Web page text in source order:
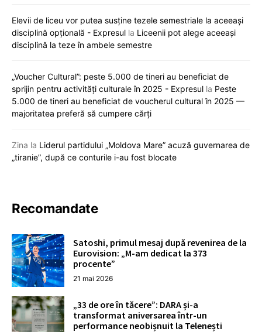
Elevii de liceu vor putea susține tezele semestriale la aceeași
disciplină opțională - Expresul la Liceenii pot alege aceeași
disciplină la teze în ambele semestre
„Voucher Cultural”: peste 5.000 de tineri au beneficiat de
sprijin pentru activități culturale în 2025 - Expresul la Peste
5.000 de tineri au beneficiat de voucherul cultural în 2025 —
majoritatea preferă să cumpere cărți
Zina la Liderul partidului „Moldova Mare” acuză guvernarea de
„tiranie”, după ce conturile i-au fost blocate
Recomandate
Satoshi, primul mesaj după revenirea de la
Eurovision: „M-am dedicat la 373
procente”
21 mai 2026
„33 de ore în tăcere”: DARA și-a
transformat aniversarea într-un
performance neobișnuit la Telenești